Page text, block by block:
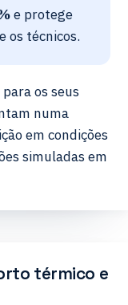
e protege
os técnicos.
os seus
numa
em condições
simuladas em
térmico e